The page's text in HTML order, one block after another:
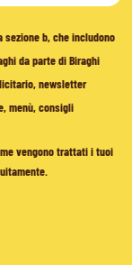
b, che includono
da parte di Biraghi
newsletter
menù, consigli
vengono trattati i tuoi